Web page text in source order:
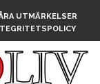
UTMÄRKELSER